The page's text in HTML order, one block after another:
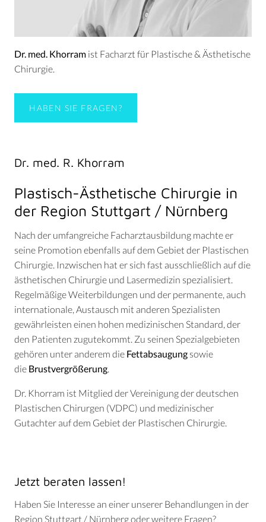
Dr. med. Khorram ist Facharzt für Plastische & Ästhetische
Chirurgie.
HABEN SIE FRAGEN?
Dr. med. R. Khorram
Plastisch-Ästhetische Chirurgie in
der Region Stuttgart / Nürnberg
Nach der umfangreiche Facharztausbildung machte er
seine Promotion ebenfalls auf dem Gebiet der Plastischen
Chirurgie. Inzwischen hat er sich fast ausschließlich auf die
ästhetischen Chirurgie und Lasermedizin spezialisiert.
Regelmäßige Weiterbildungen und der permanente, auch
internationale, Austausch mit anderen Spezialisten
gewährleisten einen hohen medizinischen Standard, der
den Patienten zugutekommt. Zu seinen Spezialgebieten
gehören unter anderem die Fettabsaugung sowie
die Brustvergrößerung.
Dr. Khorram ist Mitglied der Vereinigung der deutschen
Plastischen Chirurgen (VDPC) und medizinischer
Gutachter auf dem Gebiet der Plastischen Chirurgie.
Jetzt beraten lassen!
Haben Sie Interesse an einer unserer Behandlungen in der
Region Stuttgart / Nürnberg oder weitere Fragen?